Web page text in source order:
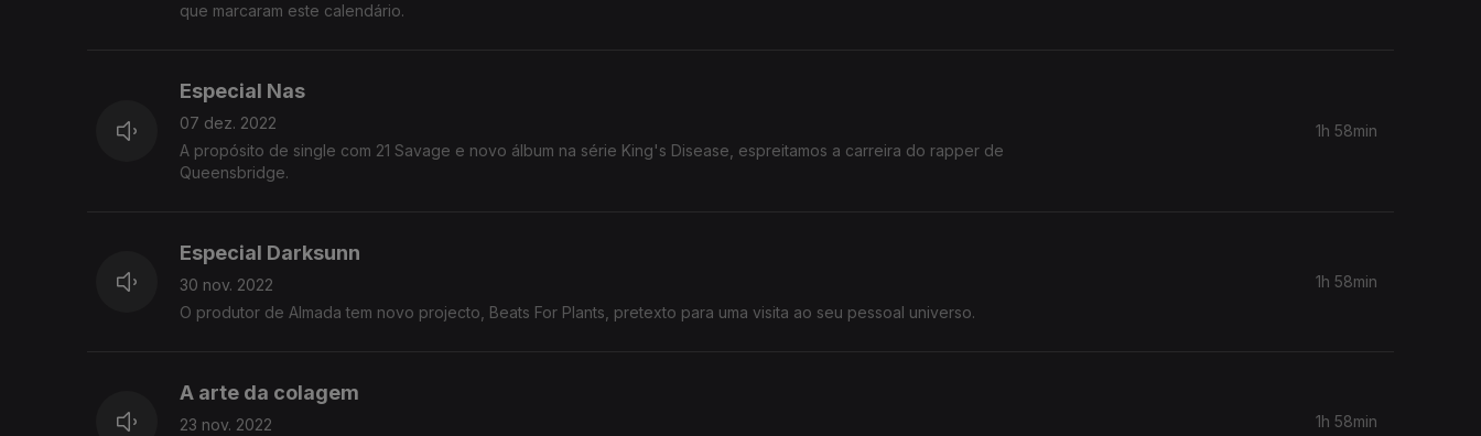
que marcaram este calendário.
Especial Nas
07 dez. 2022
A propósito de single com 21 Savage e novo álbum na série King's Disease, espreitamos a carreira do rapper de
Queensbridge.
1h 58min
Especial Darksunn
30 nov. 2022
O produtor de Almada tem novo projecto, Beats For Plants, pretexto para uma visita ao seu pessoal universo.
1h 58min
A arte da colagem
23 nov. 2022
1h 58min